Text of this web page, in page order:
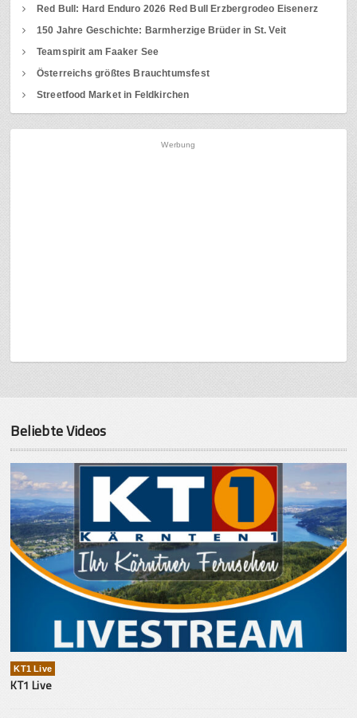
Red Bull: Hard Enduro 2026 Red Bull Erzbergrodeo Eisenerz
150 Jahre Geschichte: Barmherzige Brüder in St. Veit
Teamspirit am Faaker See
Österreichs größtes Brauchtumsfest
Streetfood Market in Feldkirchen
Werbung
Beliebte Videos
KT1 Live
KT1 Live